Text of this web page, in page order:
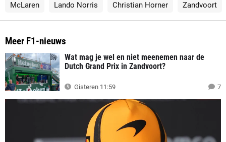
McLaren Lando Norris Christian Horner Zandvoort
Meer F1-nieuws
Wat mag je wel en niet meenemen naar de
Dutch Grand Prix in Zandvoort?
Gisteren 11:59 7